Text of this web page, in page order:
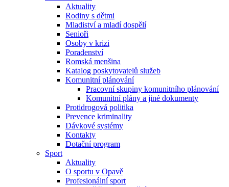
Aktuality
Rodiny s dětmi
Mladiství a mladí dospělí
Senioři
Osoby v krizi
Poradenství
Romská menšina
Katalog poskytovatelů služeb
Komunitní plánování
Pracovní skupiny komunitního plánování
Komunitní plány a jiné dokumenty
Protidrogová politika
Prevence kriminality
Dávkové systémy
Kontakty
Dotační program
Sport
Aktuality
O sportu v Opavě
Profesionální sport